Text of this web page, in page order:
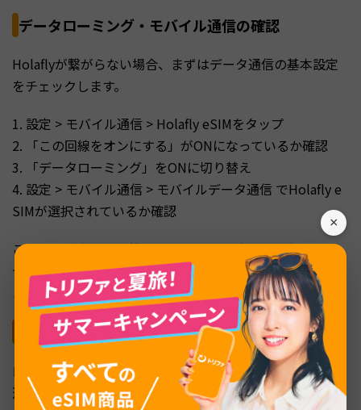
×
データローミング・モバイル通信の確認
Holaflyが繋がらない場合、まずはデータ通信の基本設定
をチェックします。
1. 設定 > モバイル通信 > Holafly eSIMをタップ
2. 「この回線をオンにする」がONになっているか確認
3. 「データローミング」をONに切り替え
4. 設定 > モバイル通信 > モバイルデータ通信 でHolafly e
SIMが選択されているか確認
ここまでで多くの「繋がらない」トラブルは解消します。
データローミングは現地で必ずONにする必要があるポイ
ントなので、忘れずに確認してください。
キャリア選択を手動に切り替える
自動でキャリアが選ばれない場合は、手動でネットワーク
選択を行います。